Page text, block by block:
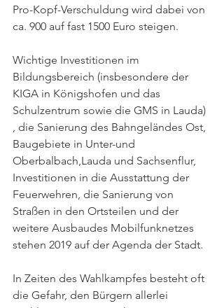
Pro-Kopf-Verschuldung wird dabei von
ca. 900 auf fast 1500 Euro steigen.
Wichtige Investitionen im
Bildungsbereich (insbesondere der
KIGA in Königshofen und das
Schulzentrum sowie die GMS in Lauda)
, die Sanierung des Bahngeländes Ost,
Baugebiete in Unter-und
Oberbalbach,Lauda und Sachsenflur,
Investitionen in die Ausstattung der
Feuerwehren, die Sanierung von
Straßen in den Ortsteilen und der
weitere Ausbaudes Mobilfunknetzes
stehen 2019 auf der Agenda der Stadt.
In Zeiten des Wahlkampfes besteht oft
die Gefahr, den Bürgern allerlei